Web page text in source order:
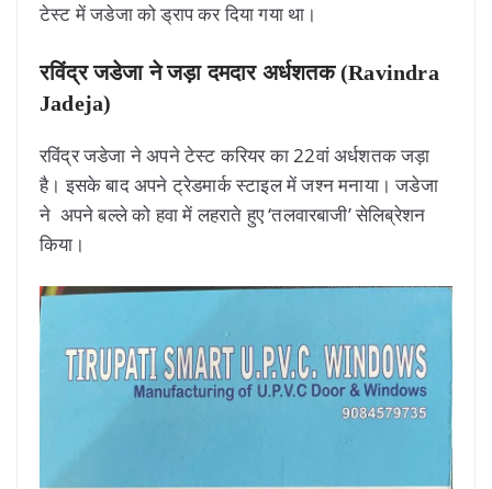
टेस्ट में जडेजा को ड्राप कर दिया गया था।
रविंद्र जडेजा ने जड़ा दमदार अर्धशतक (Ravindra
Jadeja)
रविंद्र जडेजा ने अपने टेस्ट करियर का 22वां अर्धशतक जड़ा
है। इसके बाद अपने ट्रेडमार्क स्टाइल में जश्न मनाया। जडेजा
ने अपने बल्ले को हवा में लहराते हुए ‘तलवारबाजी’ सेलिब्रेशन
किया।